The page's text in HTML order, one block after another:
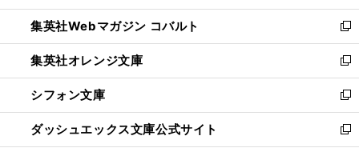
開
く
ウ
で
開
く
ン
ド
ウ
で
開
く
ウ
ィ
ン
ド
ウ
で
開
く
集英社Webマガジン コバルト
新
し
い
ウ
ィ
ン
ド
集英社オレンジ文庫
新
し
い
ウ
ィ
シフォン文庫
新
し
い
ダッシュエックス文庫公式サイト
新